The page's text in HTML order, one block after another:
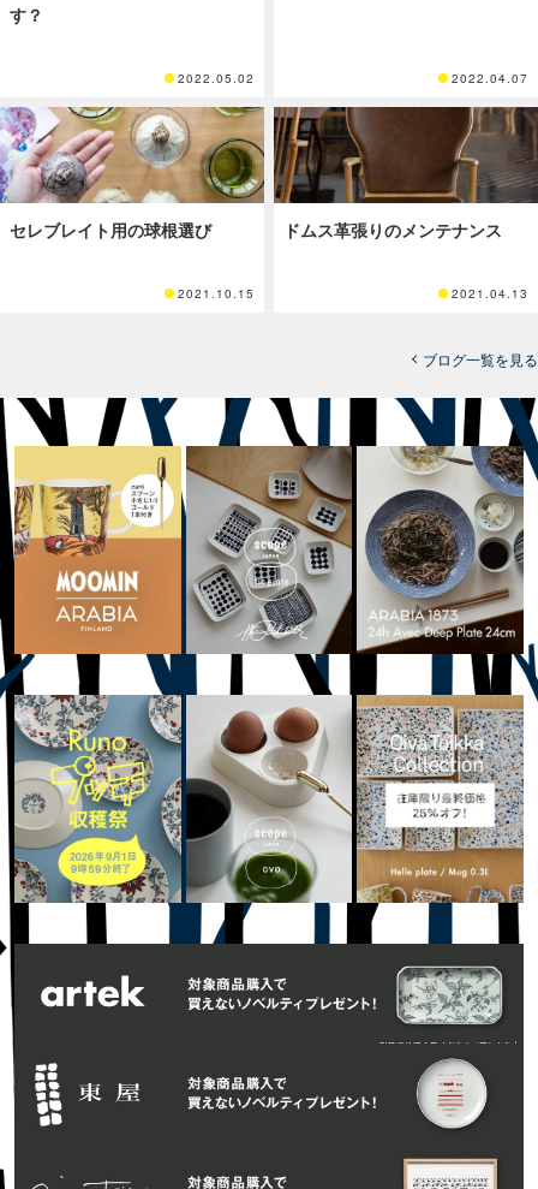
す？
2022.05.02 2022.04.07
セレブレイト用の球根選び
2021.10.15
ドムス革張りのメンテナンス
2021.04.13
ブログ一覧を見る